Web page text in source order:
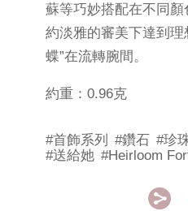
蘇等巧妙搭配在不同
約淡雅的審美下達到理
蝶”在流轉腕間。
約重：0.96克
#首飾系列 #鑽石 #珍
#送給她 #Heirloom
